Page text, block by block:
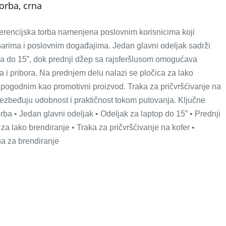
crna
torba namenjena poslovnim korisnicima koji
i poslovnim događajima. Jedan glavni odeljak sadrži
do 15”, dok prednji džep sa rajsferšlusom omogućava
i pribora. Na prednjem delu nalazi se pločica za lako
kao promotivni proizvod. Traka za pričvršćivanje na
udobnost i praktičnost tokom putovanja. Ključne
• Jedan glavni odeljak • Odeljak za laptop do 15” • Prednji
lako brendiranje • Traka za pričvršćivanje na kofer •
za brendiranje